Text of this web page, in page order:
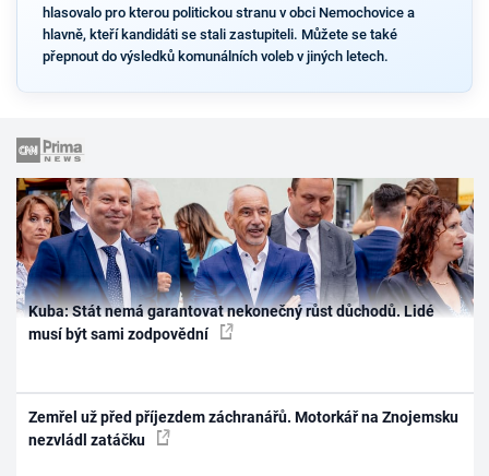
hlasovalo pro kterou politickou stranu v obci Nemochovice a
hlavně, kteří kandidáti se stali zastupiteli. Můžete se také
přepnout do výsledků komunálních voleb v jiných letech.
Kuba: Stát nemá garantovat nekonečný růst důchodů. Lidé
musí být sami zodpovědní
Zemřel už před příjezdem záchranářů. Motorkář na Znojemsku
nezvládl zatáčku